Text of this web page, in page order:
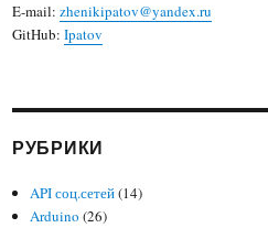
E-mail: zhenikipatov@yandex.ru
GitHub: Ipatov
РУБРИКИ
API соц.сетей(14)
Arduino (26)